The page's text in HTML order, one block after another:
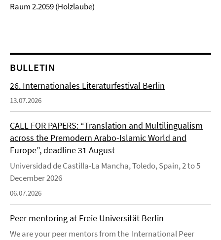
Raum 2.2059 (Holzlaube)
BULLETIN
26. Internationales Literaturfestival Berlin
13.07.2026
CALL FOR PAPERS: “Translation and Multilingualism
across the Premodern Arabo-Islamic World and
Europe”, deadline 31 August
Universidad de Castilla-La Mancha, Toledo, Spain, 2 to 5
December 2026
06.07.2026
Peer mentoring at Freie Universität Berlin
We are your peer mentors from the International Peer